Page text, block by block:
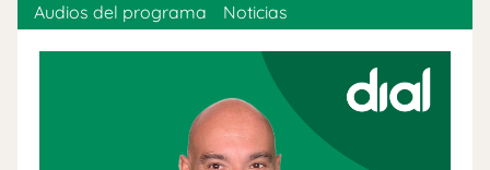
Audios del programa Noticias